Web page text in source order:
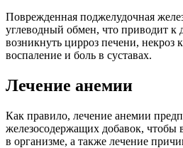
Поврежденная поджелудочная
углеводный обмен, что приводит к
возникнуть цирроз печени, некроз
воспаление и боль в суставах.
Лечение анемии
Как правило, лечение анемии
железосодержащих добавок, чтобы
в организме, а также лечение